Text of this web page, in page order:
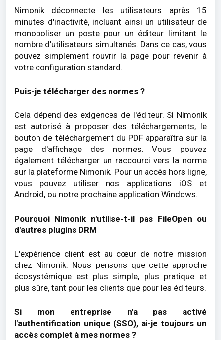
Nimonik déconnecte les utilisateurs après 15
minutes d'inactivité, incluant ainsi un utilisateur de
monopoliser un poste pour un éditeur limitant le
nombre d'utilisateurs simultanés. Dans ce cas, vous
pouvez simplement rouvrir la page pour revenir à
votre configuration standard.
Puis-je télécharger des normes ?
Cela dépend des exigences de l'éditeur. Si Nimonik
est autorisé à proposer des téléchargements, le
bouton de téléchargement du PDF apparaîtra sur la
page d'affichage des normes. Vous pouvez
également télécharger un raccourci vers la norme
sur la plateforme Nimonik. Pour un accès hors ligne,
vous pouvez utiliser nos applications iOS et
Android, ou notre prochaine application Windows.
Pourquoi Nimonik n'utilise-t-il pas FileOpen ou
d'autres plugins DRM
L'expérience client est au cœur de notre mission
chez Nimonik. Nous pensons que cette approche
écosystémique est plus simple, plus pratique et
plus sûre, tant pour les clients que pour les éditeurs.
Si mon entreprise n'a pas activé
l'authentification unique (SSO), ai-je toujours un
accès complet à mes normes ?